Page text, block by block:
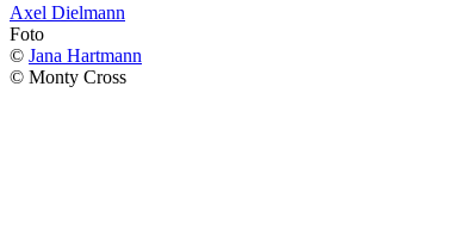
Axel Dielmann
Foto
© Jana Hartmann
© Monty Cross